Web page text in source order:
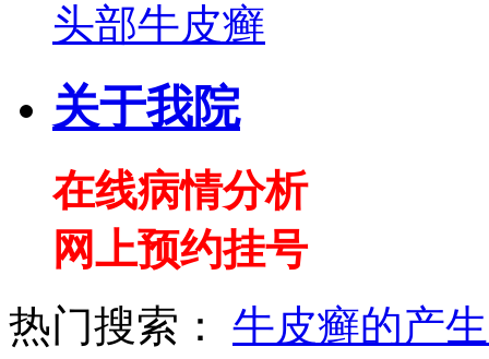
头部牛皮癣
关于我院
在线病情分析
网上预约挂号
热门搜索：
牛皮癣的产